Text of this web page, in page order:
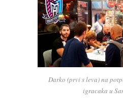
Darko (prvi s leva) na
igracaka u